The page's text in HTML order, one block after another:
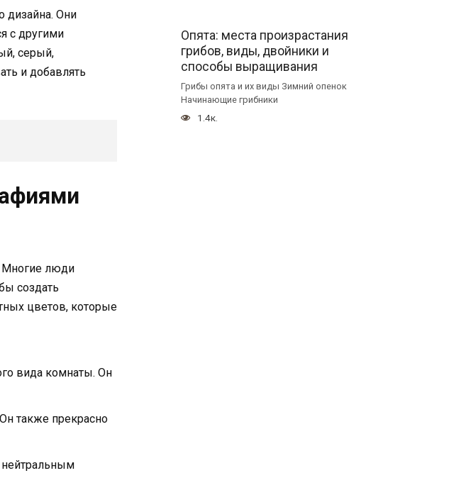
дизайна. Они
с другими
серый,
и добавлять
Многие люди
создать
цветов, которые
вида комнаты. Он
также прекрасно
нейтральным
Опята: места произрастания
грибов, виды, двойники и
способы выращивания
Грибы опята и их виды Зимний опенок
Начинающие грибники
1.4к.